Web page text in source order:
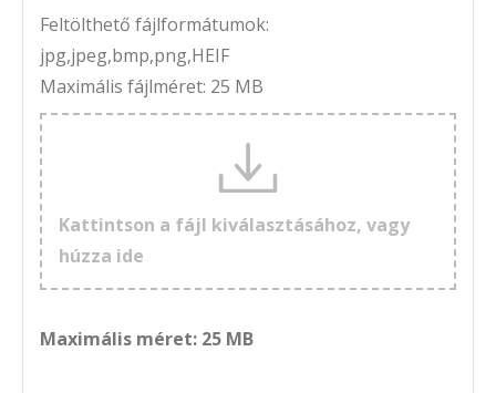
Feltölthető fájlformátumok:
jpg,jpeg,bmp,png,HEIF
Maximális fájlméret: 25 MB
Kattintson a fájl kiválasztásához, vagy
húzza ide
Maximális méret: 25 MB